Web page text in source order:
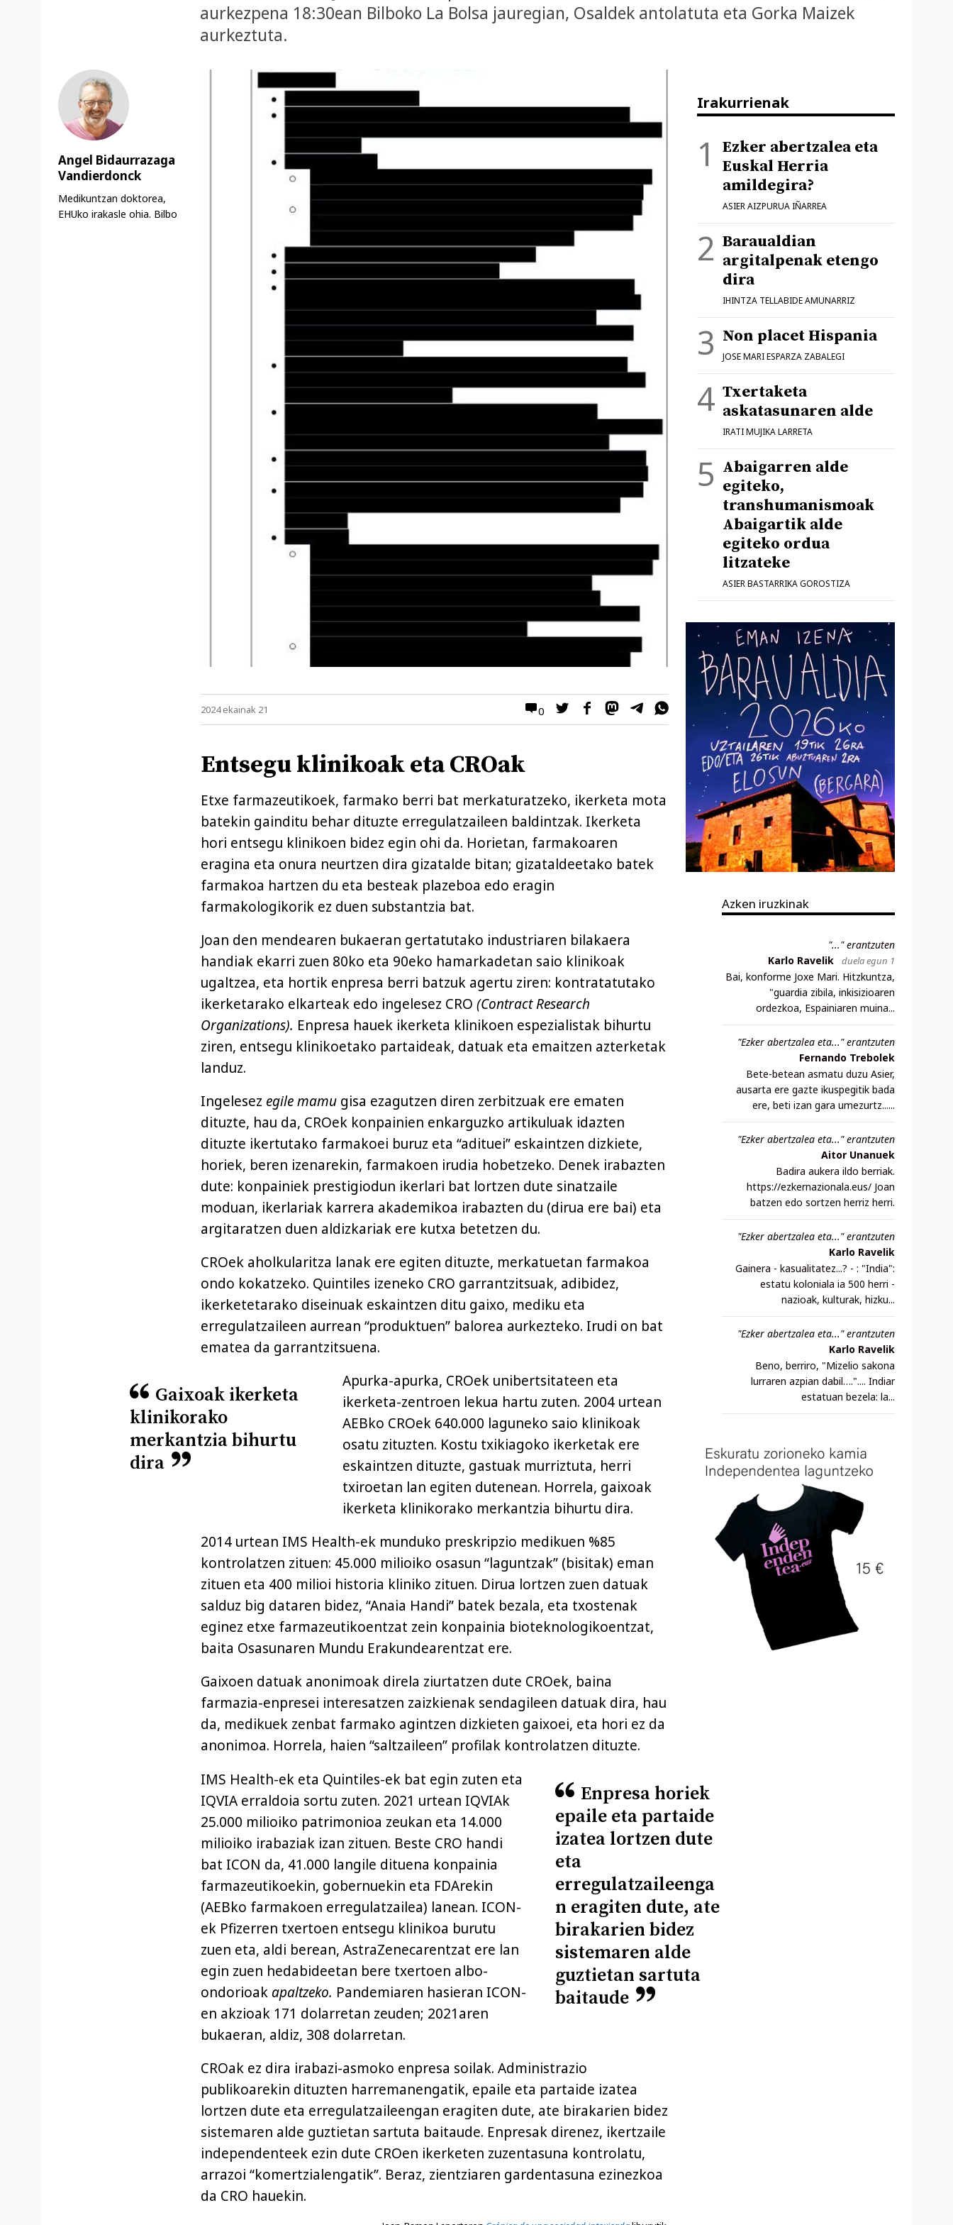
aurkezpena 18:30ean Bilboko La Bolsa jauregian, Osaldek antolatuta eta Gorka Maizek
aurkeztuta.
0
2024 ekainak 21
Entsegu klinikoak eta CROak
Etxe farmazeutikoek, farmako berri bat merkaturatzeko, ikerketa mota
batekin gainditu behar dituzte erregulatzaileen baldintzak. Ikerketa
hori entsegu klinikoen bidez egin ohi da. Horietan, farmakoaren
eragina eta onura neurtzen dira gizatalde bitan; gizataldeetako batek
farmakoa hartzen du eta besteak plazeboa edo eragin
farmakologikorik ez duen substantzia bat.
Joan den mendearen bukaeran gertatutako industriaren bilakaera
handiak ekarri zuen 80ko eta 90eko hamarkadetan saio klinikoak
ugaltzea, eta hortik enpresa berri batzuk agertu ziren: kontratatutako
ikerketarako elkarteak edo ingelesez CRO (Contract Research
Organizations). Enpresa hauek ikerketa klinikoen espezialistak bihurtu
ziren, entsegu klinikoetako partaideak, datuak eta emaitzen azterketak
landuz.
Ingelesez egile mamu gisa ezagutzen diren zerbitzuak ere ematen
dituzte, hau da, CROek konpainien enkarguzko artikuluak idazten
dituzte ikertutako farmakoei buruz eta “adituei” eskaintzen dizkiete,
horiek, beren izenarekin, farmakoen irudia hobetzeko. Denek irabazten
dute: konpainiek prestigiodun ikerlari bat lortzen dute sinatzaile
moduan, ikerlariak karrera akademikoa irabazten du (dirua ere bai) eta
argitaratzen duen aldizkariak ere kutxa betetzen du.
CROek aholkularitza lanak ere egiten dituzte, merkatuetan farmakoa
ondo kokatzeko. Quintiles izeneko CRO garrantzitsuak, adibidez,
ikerketetarako diseinuak eskaintzen ditu gaixo, mediku eta
erregulatzaileen aurrean “produktuen” balorea aurkezteko. Irudi on bat
ematea da garrantzitsuena.
Gaixoak ikerketa
klinikorako
merkantzia bihurtu
dira
Apurka-apurka, CROek unibertsitateen eta
ikerketa-zentroen lekua hartu zuten. 2004 urtean
AEBko CROek 640.000 laguneko saio klinikoak
osatu zituzten. Kostu txikiagoko ikerketak ere
eskaintzen dituzte, gastuak murriztuta, herri
txiroetan lan egiten dutenean. Horrela, gaixoak
ikerketa klinikorako merkantzia bihurtu dira.
2014 urtean IMS Health-ek munduko preskripzio medikuen %85
kontrolatzen zituen: 45.000 milioiko osasun “laguntzak” (bisitak) eman
zituen eta 400 milioi historia kliniko zituen. Dirua lortzen zuen datuak
salduz big dataren bidez, “Anaia Handi” batek bezala, eta txostenak
eginez etxe farmazeutikoentzat zein konpainia bioteknologikoentzat,
baita Osasunaren Mundu Erakundearentzat ere.
Gaixoen datuak anonimoak direla ziurtatzen dute CROek, baina
farmazia-enpresei interesatzen zaizkienak sendagileen datuak dira, hau
da, medikuek zenbat farmako agintzen dizkieten gaixoei, eta hori ez da
anonimoa. Horrela, haien “saltzaileen” profilak kontrolatzen dituzte.
Enpresa horiek
epaile eta partaide
izatea lortzen dute
eta
erregulatzaileenga
n eragiten dute, ate
birakarien bidez
sistemaren alde
guztietan sartuta
baitaude
IMS Health-ek eta Quintiles-ek bat egin zuten eta
IQVIA erraldoia sortu zuten. 2021 urtean IQVIAk
25.000 milioiko patrimonioa zeukan eta 14.000
milioiko irabaziak izan zituen. Beste CRO handi
bat ICON da, 41.000 langile dituena konpainia
farmazeutikoekin, gobernuekin eta FDArekin
(AEBko farmakoen erregulatzailea) lanean. ICON-
ek Pfizerren txertoen entsegu klinikoa burutu
zuen eta, aldi berean, AstraZenecarentzat ere lan
egin zuen hedabideetan bere txertoen albo-
ondorioak apaltzeko. Pandemiaren hasieran ICON-
en akzioak 171 dolarretan zeuden; 2021aren
bukaeran, aldiz, 308 dolarretan.
CROak ez dira irabazi-asmoko enpresa soilak. Administrazio
publikoarekin dituzten harremanengatik, epaile eta partaide izatea
lortzen dute eta erregulatzaileengan eragiten dute, ate birakarien bidez
sistemaren alde guztietan sartuta baitaude. Enpresak direnez, ikertzaile
independenteek ezin dute CROen ikerketen zuzentasuna kontrolatu,
arrazoi “komertzialengatik”. Beraz, zientziaren gardentasuna ezinezkoa
da CRO hauekin.
Angel Bidaurrazaga
Vandierdonck
Medikuntzan doktorea,
EHUko irakasle ohia. Bilbo
Irakurrienak
Ezker abertzalea eta
Euskal Herria
amildegira?
ASIER AIZPURUA IÑARREA
Baraualdian
argitalpenak etengo
dira
IHINTZA TELLABIDE AMUNARRIZ
Non placet Hispania
JOSE MARI ESPARZA ZABALEGI
Txertaketa
askatasunaren alde
IRATI MUJIKA LARRETA
Abaigarren alde
egiteko,
transhumanismoak
Abaigartik alde
egiteko ordua
litzateke
ASIER BASTARRIKA GOROSTIZA
Azken iruzkinak
"..." erantzuten
Karlo Ravelik
duela egun 1
Bai, konforme Joxe Mari. Hitzkuntza,
"guardia zibila, inkisizioaren
ordezkoa, Espainiaren muina...
"Ezker abertzalea eta..." erantzuten
Fernando Trebolek
Bete-betean asmatu duzu Asier,
ausarta ere gazte ikuspegitik bada
ere, beti izan gara umezurtz......
"Ezker abertzalea eta..." erantzuten
Aitor Unanuek
Badira aukera ildo berriak.
https://ezkernazionala.eus/ Joan
batzen edo sortzen herriz herri.
"Ezker abertzalea eta..." erantzuten
Karlo Ravelik
Gainera - kasualitatez...? - : "India":
estatu koloniala ia 500 herri -
nazioak, kulturak, hizku...
"Ezker abertzalea eta..." erantzuten
Karlo Ravelik
Beno, berriro, "Mizelio sakona
lurraren azpian dabil….".... Indiar
estatuan bezela: la...